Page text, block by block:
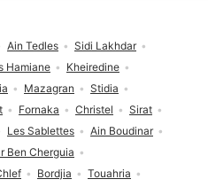
Ain Tedles
Sidi Lakhdar
Hamiane
Kheiredine
Mazagran
Stidia
Fornaka Christel
Sirat
Les Sablettes
Ain Boudinar
Ben Cherguia
Bordjia
Touahria